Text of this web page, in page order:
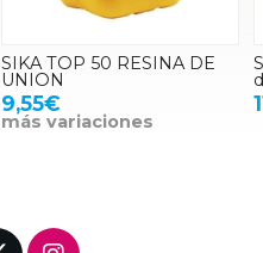
SIKA TOP 50 RESINA DE
UNION
9,55€
más variaciones